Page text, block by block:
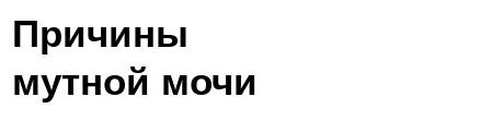
Причины
мутной мочи